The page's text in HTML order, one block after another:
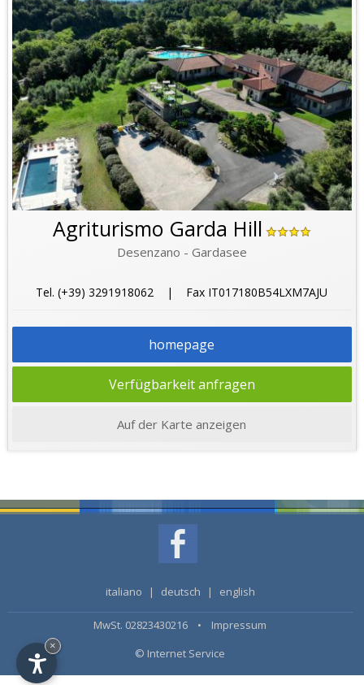
Agriturismo Garda Hill
Desenzano - Gardasee
Tel. (+39) 3291918062 | Fax IT017180B54LXM7AJU
homepage
Verfügbarkeit anfragen
Auf der Karte anzeigen
italiano | deutsch | english
MwSt. 02823430216 • Impressum
© Internet Service
×